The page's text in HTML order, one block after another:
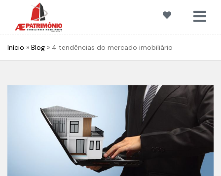
Início » Blog » 4 tendências do mercado imobiliário